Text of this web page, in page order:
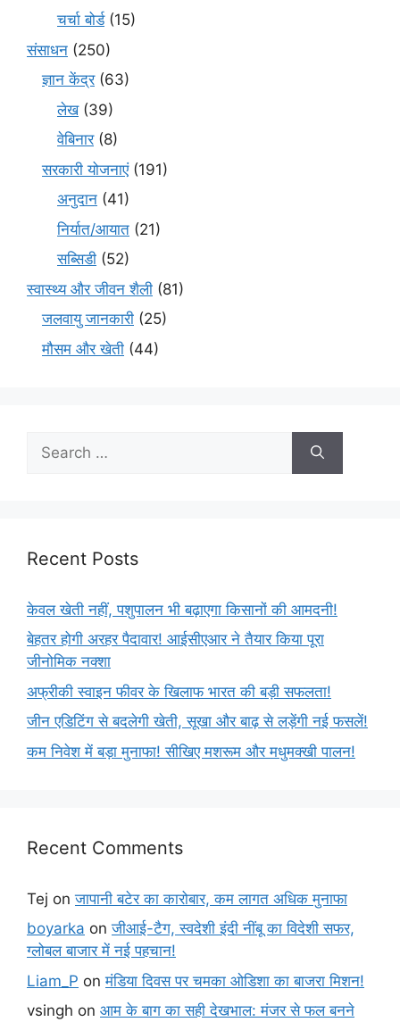
चर्चा बोर्ड(15)
संसाधन (250)
ज्ञान केंद्र(63)
लेख(39)
वेबिनार(8)
सरकारी योजनाएं(191)
अनुदान (41)
निर्यात/आयात (21)
सब्सिडी (52)
स्वास्थ्य और जीवन शैली (81)
जलवायु जानकारी (25)
मौसम और खेती (44)
Recent Posts
केवल खेती नहीं, पशुपालन भी बढ़ाएगा किसानों की आमदनी!
बेहतर होगी अरहर पैदावार! आईसीएआर ने तैयार किया पूरा
जीनोमिक नक्शा
अफ्रीकी स्वाइन फीवर के खिलाफ भारत की बड़ी सफलता!
जीन एडिटिंग से बदलेगी खेती, सूखा और बाढ़ से लड़ेंगी नई फसलें!
कम निवेश में बड़ा मुनाफा! सीखिए मशरूम और मधुमक्खी पालन!
Recent Comments
Tej onजापानी बटेर का कारोबार, कम लागत अधिक मुनाफा
boyarka onजीआई-टैग, स्वदेशी इंदी नींबू का विदेशी सफर,
ग्लोबल बाजार में नई पहचान!
Liam_P onमंडिया दिवस पर चमका ओडिशा का बाजरा मिशन!
vsingh on आम के बाग का सही देखभाल: मंजर से फल बनने